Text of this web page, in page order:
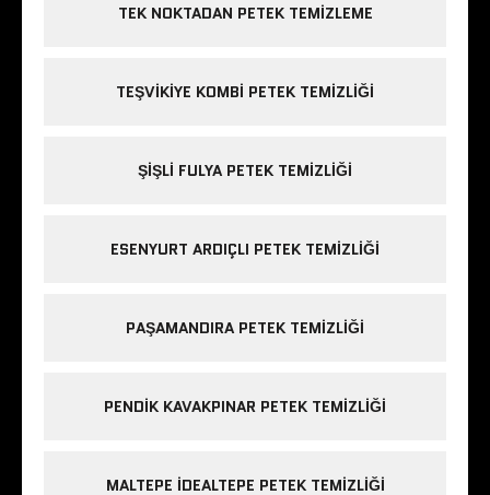
TEK NOKTADAN PETEK TEMIZLEME
TEŞVIKIYE KOMBI PETEK TEMIZLIĞI
ŞIŞLI FULYA PETEK TEMIZLIĞI
ESENYURT ARDIÇLI PETEK TEMIZLIĞI
PAŞAMANDIRA PETEK TEMIZLIĞI
PENDIK KAVAKPINAR PETEK TEMIZLIĞI
MALTEPE IDEALTEPE PETEK TEMIZLIĞI